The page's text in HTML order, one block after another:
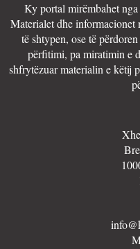
Ky portal mirëmbahet
Materialet dhe
të shtypen, ose të
përfitimi, pa miratimin e
shfrytëzuar materialin e këtij